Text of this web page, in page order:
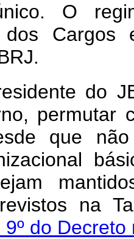
O
dos
do
permutar
que
na
9º do